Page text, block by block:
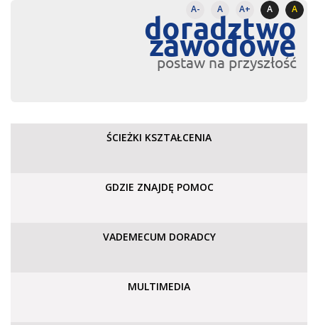
A- A A+ A A
doradztwo
zawodowe
postaw na przyszłość
ŚCIEŻKI KSZTAŁCENIA
GDZIE ZNAJDĘ POMOC
VADEMECUM DORADCY
MULTIMEDIA